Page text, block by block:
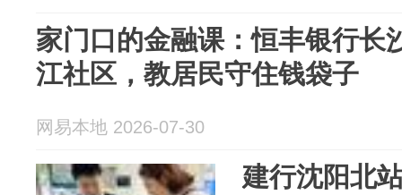
家门口的金融课：恒丰银行长
江社区，教居民守住钱袋子
网易本地 2026-07-30
建行沈阳北